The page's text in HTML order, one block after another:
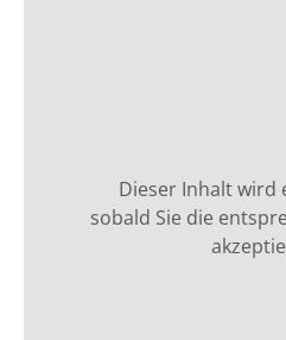
Dieser Inhalt wird
sobald Sie die